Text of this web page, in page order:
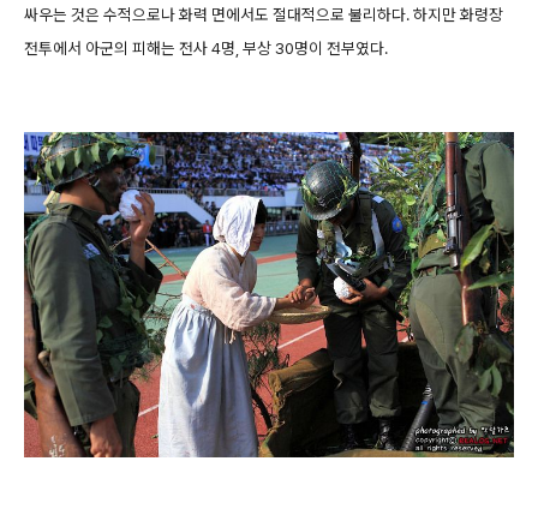
싸우는 것은 수적으로나 화력 면에서도 절대적으로 불리하다. 하지만 화령장
전투에서 아군의 피해는 전사 4명, 부상 30명이 전부였다.